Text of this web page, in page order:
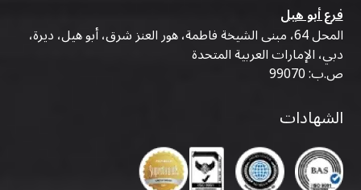
فرع أبو هيل
المحل 64، مبنى الشيخة فاطمة، هور العنز شرق، أبو هيل، ديرة،
دبي، الإمارات العربية المتحدة
ص.ب: 99070
الشهادات